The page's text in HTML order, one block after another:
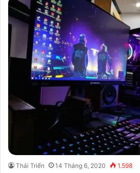
Thái Triển 14 Tháng 6, 2020 1.598